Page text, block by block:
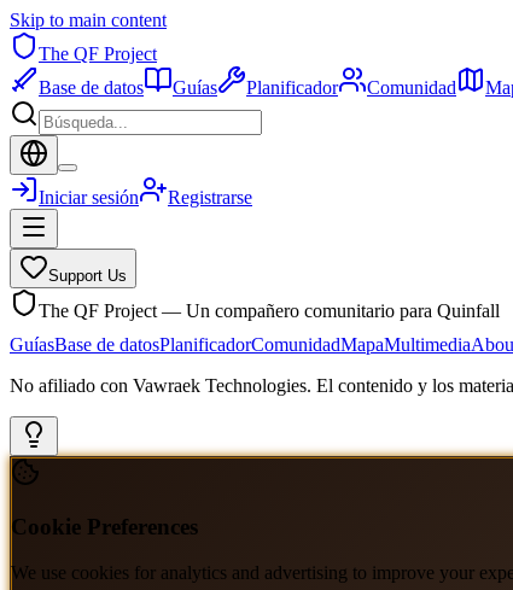
Skip to main content
The QF Project
Base de datos
Guías Planificador Comunidad
Iniciar sesión Registrarse
Support Us
The QF Project — Un compañero comunitario para Quinfall
GuíasBase de datosPlanificadorComunidadMapaMultimedia
No afiliado con Vawraek Technologies. El contenido y los
Cookie Preferences
We use cookies for analytics and advertising to improve your